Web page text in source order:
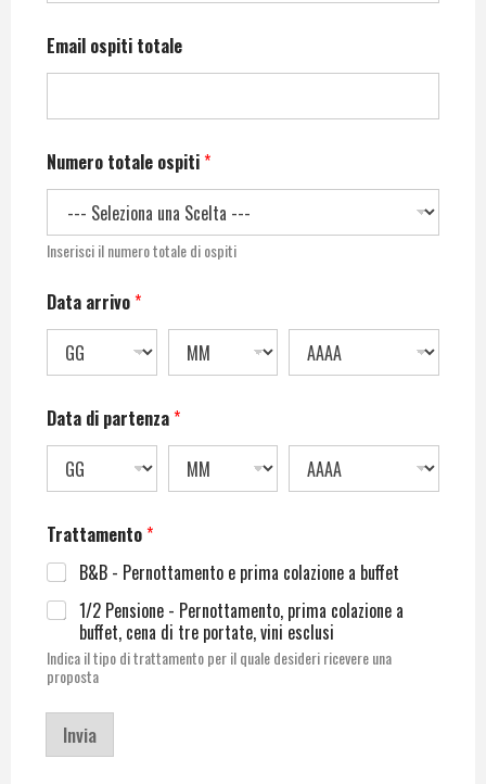
Email ospiti totale
Numero totale ospiti*
Inserisci il numero totale di ospiti
Data arrivo*
Data di partenza*
Trattamento*
B&B - Pernottamento e prima colazione a buffet
1/2 Pensione - Pernottamento, prima colazione a
buffet, cena di tre portate, vini esclusi
Indica il tipo di trattamento per il quale desideri ricevere una
proposta
Invia